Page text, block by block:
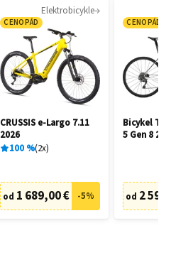
Elektrobicykle
CENOPÁD
CRUSSIS e-Largo 7.11
2026
100% 2x
od 1 689,00 € -5%
CENOPÁD
Bicykel
5 Gen 8
od 2